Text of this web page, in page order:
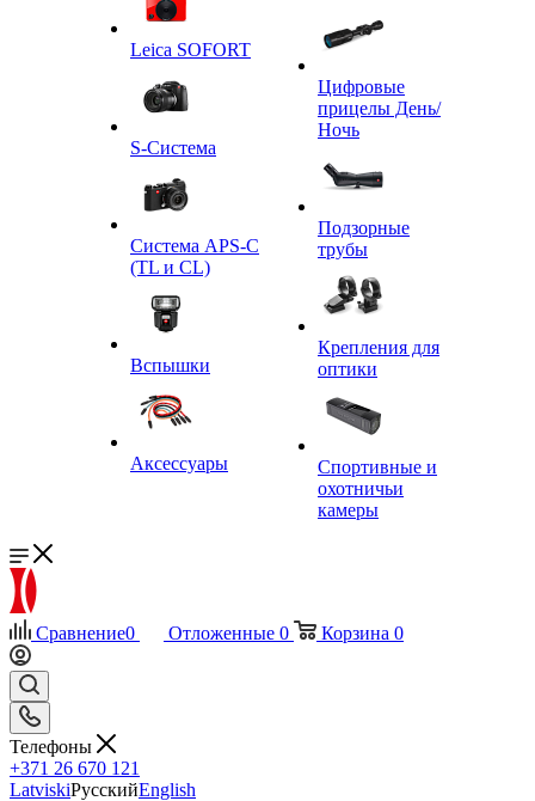
Leica SOFORT
S-Система
Система APS-C
(TL и CL)
Вспышки
Аксессуары
Цифровые
прицелы День/
Ночь
Подзорные
трубы
Крепления для
оптики
Спортивные и
охотничьи
камеры
Сравнение0 Отложенные 0 Корзина 0
Телефоны
+371 26 670 121
LatviskiРусскийEnglish